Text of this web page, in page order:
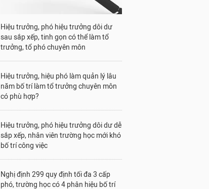
Hiệu trưởng, phó hiệu trưởng dôi dư
sau sắp xếp, tinh gọn có thể làm tổ
trưởng, tổ phó chuyên môn
Hiệu trưởng, hiệu phó làm quản lý lâu
năm bố trí làm tổ trưởng chuyên môn
có phù hợp?
Hiệu trưởng, phó hiệu trưởng dôi dư dễ
sắp xếp, nhân viên trường học mới khó
bố trí công việc
Nghị định 299 quy định tối đa 3 cấp
phó, trường học có 4 phân hiệu bố trí